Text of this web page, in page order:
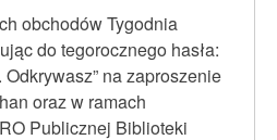
obchodów Tygodnia
do tegorocznego hasła:
na zaproszenie
oraz w ramach
Publicznej Biblioteki